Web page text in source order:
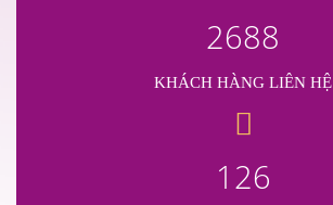
2688
KHÁCH HÀNG LIÊN HỆ
126